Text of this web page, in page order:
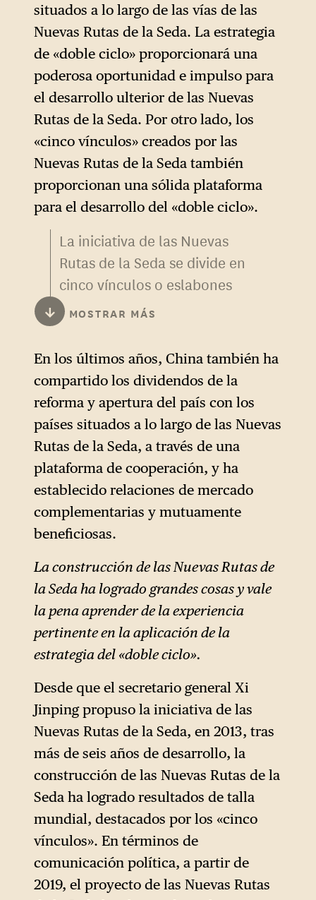
situados a lo largo de las vías de las
Nuevas Rutas de la Seda. La estrategia
de «doble ciclo» proporcionará una
poderosa oportunidad e impulso para
el desarrollo ulterior de las Nuevas
Rutas de la Seda. Por otro lado, los
«cinco vínculos» creados por las
Nuevas Rutas de la Seda también
proporcionan una sólida plataforma
para el desarrollo del «doble ciclo».
La iniciativa de las Nuevas
Rutas de la Seda se divide en
cinco vínculos o eslabones
que definen áreas clave:
coordinación de políticas,
desarrollo de infraestructuras,
facilitación de la inversión y
del comercio, integración
financiera e intercambios
culturales y sociales.
↓ MOSTRAR MÁS
En los últimos años, China también ha
compartido los dividendos de la
reforma y apertura del país con los
países situados a lo largo de las Nuevas
Rutas de la Seda, a través de una
plataforma de cooperación, y ha
establecido relaciones de mercado
complementarias y mutuamente
beneficiosas.
La construcción de las Nuevas Rutas de
la Seda ha logrado grandes cosas y vale
la pena aprender de la experiencia
pertinente en la aplicación de la
estrategia del «doble ciclo».
Desde que el secretario general Xi
Jinping propuso la iniciativa de las
Nuevas Rutas de la Seda, en 2013, tras
más de seis años de desarrollo, la
construcción de las Nuevas Rutas de la
Seda ha logrado resultados de talla
mundial, destacados por los «cinco
vínculos». En términos de
comunicación política, a partir de
2019, el proyecto de las Nuevas Rutas